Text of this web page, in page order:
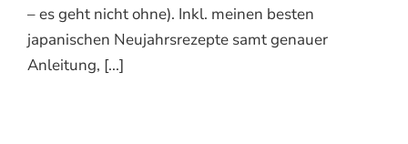
– es geht nicht ohne). Inkl. meinen besten
japanischen Neujahrsrezepte samt genauer
Anleitung, [...]